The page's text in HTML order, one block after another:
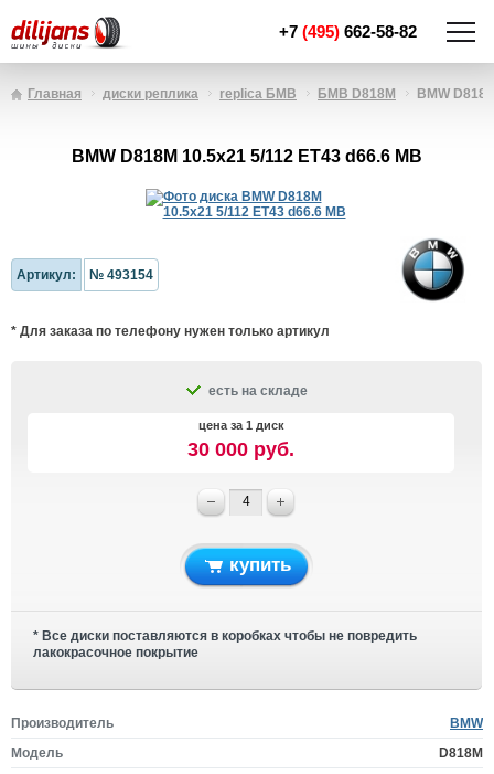
+7 (495) 662-58-82
Главная диски реплика replica БМВ БМВ D818M BMW
BMW D818M 10.5x21 5/112 ET43 d66.6 MB
Артикул: № 493154
* Для заказа по телефону нужен только артикул
есть на складе
цена за 1 диск
30 000 руб.
купить
* Все диски поставляются в коробках чтобы не повредить
лакокрасочное покрытие
Производитель
BMW
Модель
D818M